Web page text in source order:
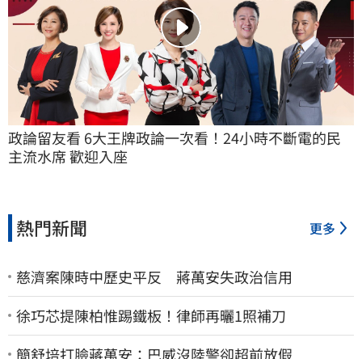
政論留友看 6大王牌政論一次看！24小時不斷電的民
主流水席 歡迎入座
熱門新聞 更多
慈濟案陳時中歷史平反 蔣萬安失政治信用
徐巧芯提陳柏惟踢鐵板！律師再曬1照補刀
簡舒培打臉蔣萬安：巴威沒陸警卻超前放假